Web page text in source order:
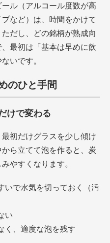
ル（アルコール度数が高
など）は、時間をかけて
だし、どの銘柄が熟成向
最初は「基本は早めに飲
いです。
のひと手間
けで変わる
初だけグラスを少し傾け
ら立てて泡を作ると、炭
やすくなります。
いで水気を切っておく（汚
い
く、適度な泡を残す